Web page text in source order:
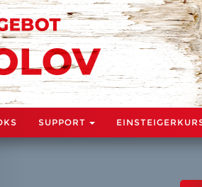
SUPPORT